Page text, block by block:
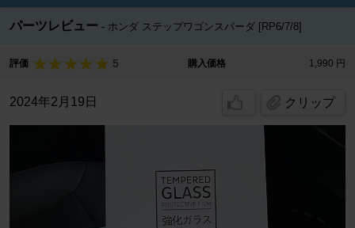
パーツレビュー ホンダ ステップワゴンスパーダ [RP6/7/8]
評価 5 購入価格 1,990 円
2024年2月19日 クリップ